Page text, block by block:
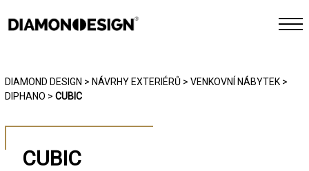
DIAMOND DESIGN > NÁVRHY EXTERIÉRŮ> VENKOVNÍ NÁBYTEK>
DIPHANO > CUBIC
CUBIC